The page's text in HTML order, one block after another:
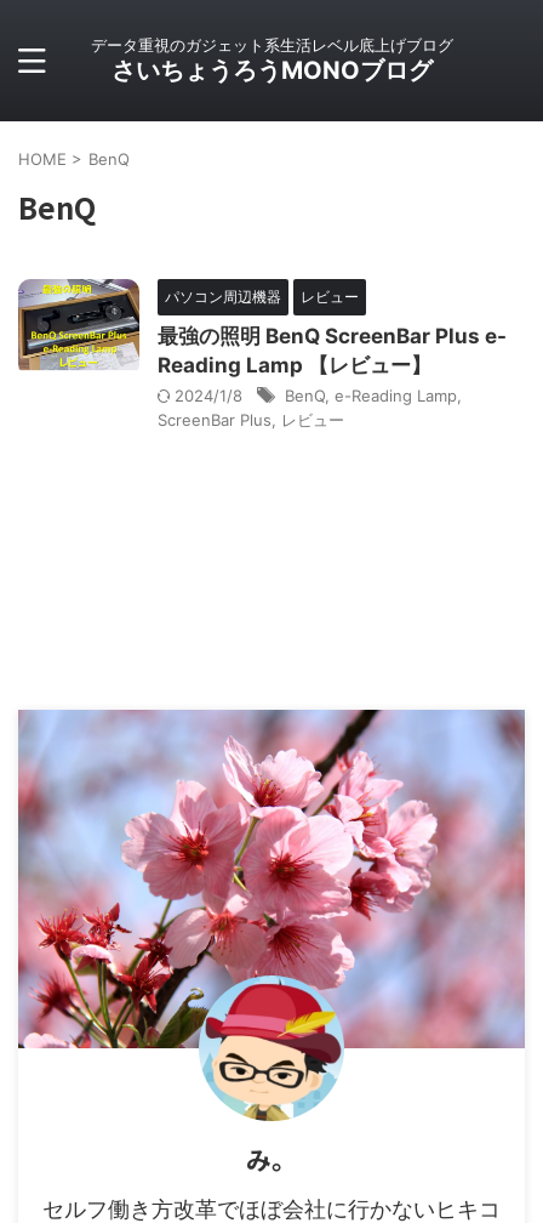
データ重視のガジェット系生活レベル底上げブログ
さいちょうろうMONOブログ
HOME > BenQ
BenQ
パソコン周辺機器 レビュー
最強の照明 BenQ ScreenBar Plus e-
Reading Lamp 【レビュー】
2024/1/8 BenQ e-Reading Lamp
ScreenBar Plus
レビュー
み。
セルフ働き方改革でほぼ会社に行かないヒキコ